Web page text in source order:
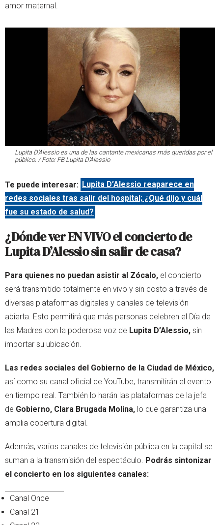
amor maternal.
Lupita D’Alessio es una de las cantante mexicanas más queridas por el
público. / Foto: FB Lupita D’Alessio
Te puede interesar: Lupita D’Alessio reaparece en
redes sociales tras salir del hospital; ¿Qué dijo y cuál
fue su estado de salud?
¿Dónde ver EN VIVO el concierto de
Lupita D’Alessio sin salir de casa?
Para quienes no puedan asistir al Zócalo, el concierto
será transmitido totalmente en vivo y sin costo a través de
diversas plataformas digitales y canales de televisión
abierta. Esto permitirá que más personas celebren el Día de
las Madres con la poderosa voz de Lupita D’Alessio, sin
importar su ubicación.
Las redes sociales del Gobierno de la Ciudad de México,
así como su canal oficial de YouTube, transmitirán el evento
en tiempo real. También lo harán las plataformas de la jefa
de Gobierno, Clara Brugada Molina, lo que garantiza una
amplia cobertura digital.
Además, varios canales de televisión pública en la capital se
suman a la transmisión del espectáculo. Podrás sintonizar
el concierto en los siguientes canales:
Canal Once
Canal 21